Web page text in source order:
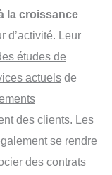
la croissance
d’activité. Leur
études de
actuels de
des clients. Les
se rendre
des contrats